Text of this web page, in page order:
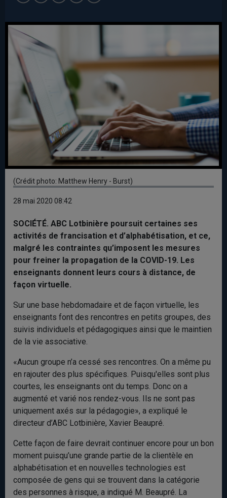
(Crédit photo: Matthew Henry - Burst)
28 mai 2020 08:42
SOCIÉTÉ. ABC Lotbinière poursuit certaines ses
activités de francisation et d’alphabétisation, et ce,
malgré les contraintes qu’imposent les mesures
pour freiner la propagation de la COVID-19. Les
enseignants donnent leurs cours à distance, de
façon virtuelle.
Sur une base hebdomadaire et de façon virtuelle, les
enseignants font des rencontres en petits groupes, des
suivis individuels et pédagogiques ainsi que le maintien
de la vie associative.
«Aucun groupe n’a cessé ses rencontres. On a même pu
en rajouter des plus spécifiques. Puisqu'elles sont plus
courtes, les enseignants ont du temps. Donc on a
augmenté et varié nos rendez-vous. Ils ne sont pas
uniquement axés sur la pédagogie», a expliqué le
directeur d’ABC Lotbinière, Xavier Beaupré.
Cette façon de faire devrait continuer encore pour un bon
moment puisqu’une grande partie de la clientèle en
alphabétisation et en nouvelles technologies est
composée de gens qui se trouvent dans la catégorie
des personnes à risque, a indiqué M. Beaupré. La